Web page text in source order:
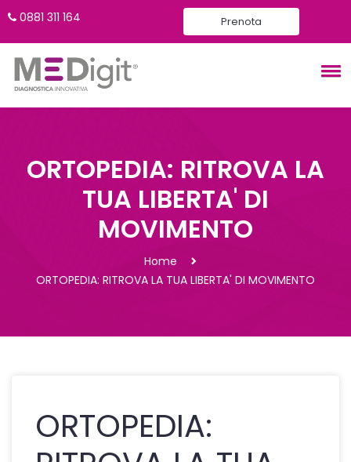
0881 311 164 Prenota
ORTOPEDIA: RITROVA LA
TUA LIBERTA' DI
MOVIMENTO
Home
ORTOPEDIA: RITROVA LA TUA LIBERTA' DI MOVIMENTO
ORTOPEDIA: